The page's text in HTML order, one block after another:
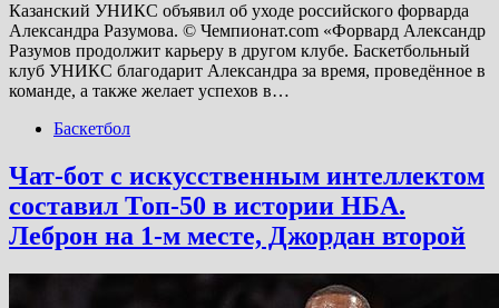
Казанский УНИКС объявил об уходе российского форварда
Александра Разумова. © Чемпионат.com «Форвард Александр
Разумов продолжит карьеру в другом клубе. Баскетбольный
клуб УНИКС благодарит Александра за время, проведённое в
команде, а также желает успехов в…
Баскетбол
Чат-бот с искусственным интеллектом
составил Топ-50 в истории НБА.
Леброн на 1-м месте, Джордан второй